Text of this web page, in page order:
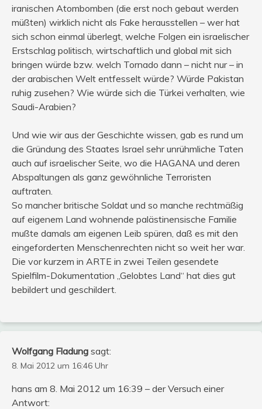
iranischen Atombomben (die erst noch gebaut werden
müßten) wirklich nicht als Fake herausstellen – wer hat
sich schon einmal überlegt, welche Folgen ein israelischer
Erstschlag politisch, wirtschaftlich und global mit sich
bringen würde bzw. welch Tornado dann – nicht nur – in
der arabischen Welt entfesselt würde? Würde Pakistan
ruhig zusehen? Wie würde sich die Türkei verhalten, wie
Saudi-Arabien?
Und wie wir aus der Geschichte wissen, gab es rund um
die Gründung des Staates Israel sehr unrühmliche Taten
auch auf israelischer Seite, wo die HAGANA und deren
Abspaltungen als ganz gewöhnliche Terroristen
auftraten.
So mancher britische Soldat und so manche rechtmäßig
auf eigenem Land wohnende palästinensische Familie
mußte damals am eigenen Leib spüren, daß es mit den
eingeforderten Menschenrechten nicht so weit her war.
Die vor kurzem in ARTE in zwei Teilen gesendete
Spielfilm-Dokumentation „Gelobtes Land“ hat dies gut
bebildert und geschildert.
Wolfgang Fladung sagt:
8. Mai 2012 um 16:46 Uhr
hans am 8. Mai 2012 um 16:39 – der Versuch einer
Antwort: